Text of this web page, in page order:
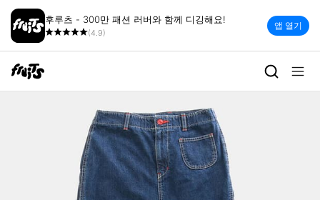
후루츠 - 300만 패션 러버와 함께 디깅해요!
(4.9)
앱 열기